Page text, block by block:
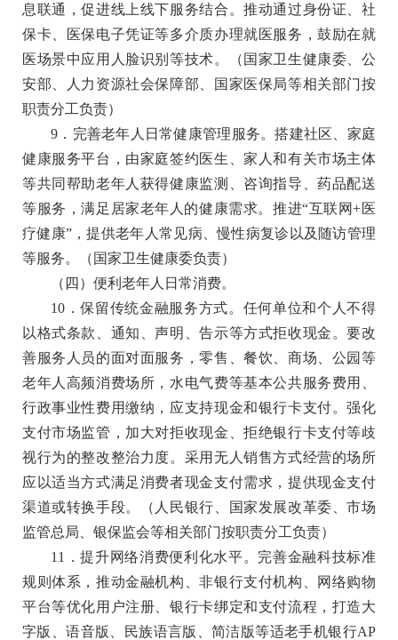
息联通，促进线上线下服务结合。推动通过身份证、社
保卡、医保电子凭证等多介质办理就医服务，鼓励在就
医场景中应用人脸识别等技术。
（国家卫生健康委、公
安部、人力资源社会保障部、国家医保局等相关部门按
职责分工负责）
9．完善老年人日常健康管理服务。搭建社区、家庭
健康服务平台，由家庭签约医生、家人和有关市场主体
等共同帮助老年人获得健康监测、咨询指导、药品配送
等服务，满足居家老年人的健康需求。推进“互联网+医
疗健康”，提供老年人常见病、慢性病复诊以及随访管理
等服务。
（国家卫生健康委负责）
（四）便利老年人日常消费。
10．保留传统金融服务方式。 任何单位和个人不得
以格式条款、通知、声明、告示等方式拒收现金。要改
善服务人员的面对面服务，零售、餐饮、商场、公园等
老年人高频消费场所，水电气费等基本公共服务费用、
行政事业性费用缴纳，应支持现金和银行卡支付。强化
支付市场监管，加大对拒收现金、拒绝银行卡支付等歧
视行为的整改整治力度。采用无人销售方式经营的场所
应以适当方式满足消费者现金支付需求，提供现金支付
渠道或转换手段。
（人民银行、国家发展改革委、市场
监管总局、银保监会等相关部门按职责分工负责）
11．提升网络消费便利化水平。 完善金融科技标准
规则体系，推动金融机构、非银行支付机构、网络购物
平台等优化用户注册、银行卡绑定和支付流程，打造大
字版、语音版、民族语言版、简洁版等适老手机银行AP